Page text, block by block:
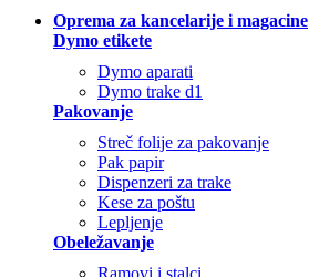
Oprema za kancelarije i magacine
Dymo etikete
Dymo aparati
Dymo trake d1
Pakovanje
Streč folije za pakovanje
Pak papir
Dispenzeri za trake
Kese za poštu
Lepljenje
Obeležavanje
Ramovi i stalci